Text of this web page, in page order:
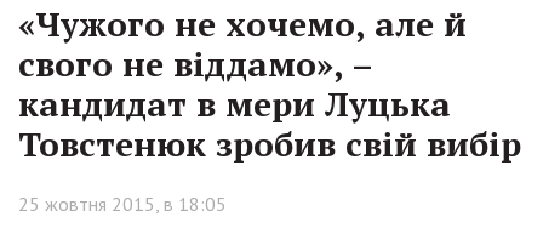
«Чужого не хочемо, але й
свого не віддамо», –
кандидат в мери Луцька
Товстенюк зробив свій вибір
25 жовтня 2015, в 18:05